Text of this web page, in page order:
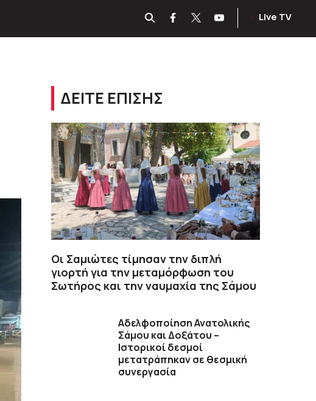
Live TV
ΔΕΙΤΕ ΕΠΙΣΗΣ
Οι Σαμιώτες τίμησαν την διπλή
γιορτή για την μεταμόρφωση του
Σωτήρος και την ναυμαχία της Σάμου
Αδελφοποίηση Ανατολικής
Σάμου και Δοξάτου –
Ιστορικοί δεσμοί
μετατράπηκαν σε θεσμική
συνεργασία